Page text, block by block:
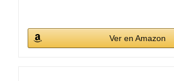
Ver en Amazon